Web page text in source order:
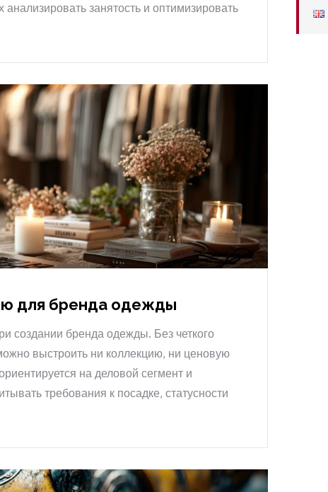
занятость и оптимизировать
для бренда одежды
создании бренда одежды. Без четкого
выстроить ни коллекцию, ни ценовую
на деловой сегмент и
требования к посадке, статусности